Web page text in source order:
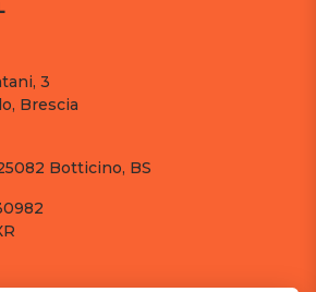
3
Brescia
Botticino, BS